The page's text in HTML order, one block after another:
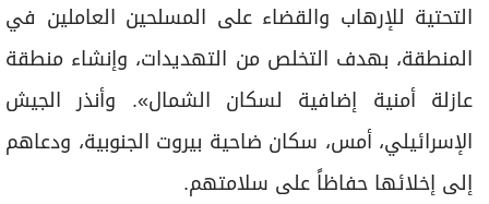
التحتية للإرهاب والقضاء على المسلحين العاملين في
المنطقة، بهدف التخلص من التهديدات، وإنشاء منطقة
عازلة أمنية إضافية لسكان الشمال». وأنذر الجيش
الإسرائيلي، أمس، سكان ضاحية بيروت الجنوبية، ودعاهم
إلى إخلائها حفاظاً على سلامتهم.